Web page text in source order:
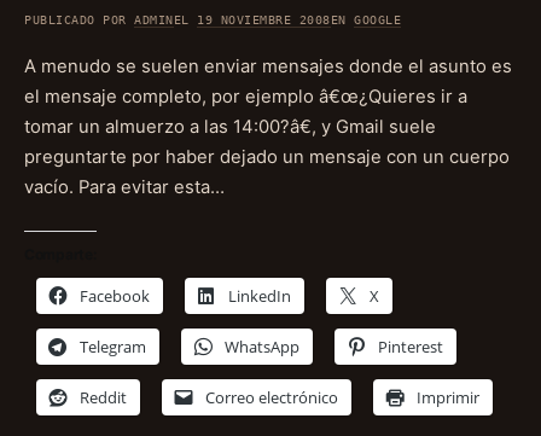
PUBLICADO PORADMINEL 19 NOVIEMBRE 2008ENGOOGLE
A menudo se suelen enviar mensajes donde el asunto es
el mensaje completo, por ejemplo â€œ¿Quieres ir a
tomar un almuerzo a las 14:00?â€, y Gmail suele
preguntarte por haber dejado un mensaje con un cuerpo
vacío. Para evitar esta…
Facebook LinkedIn X
Telegram WhatsApp Pinterest
Reddit Correo electrónico Imprimir